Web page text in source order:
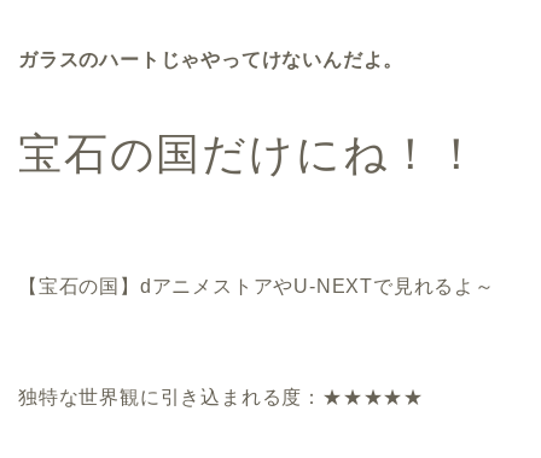
ガラスのハートじゃやってけないんだよ。
宝石の国だけにね！！
【宝石の国】dアニメストアやU-NEXTで見れるよ～
独特な世界観に引き込まれる度：★★★★★